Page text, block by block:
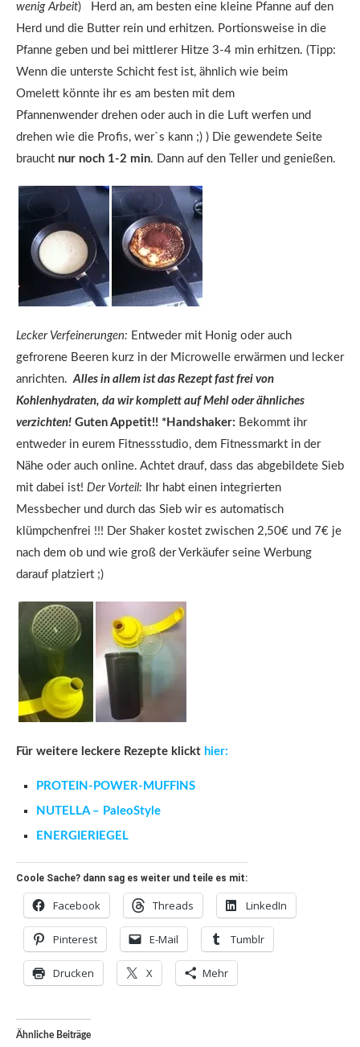
wenig Arbeit) Herd an, am besten eine kleine Pfanne auf den
Herd und die Butter rein und erhitzen. Portionsweise in die
Pfanne geben und bei mittlerer Hitze 3-4 min erhitzen. (Tipp:
Wenn die unterste Schicht fest ist, ähnlich wie beim
Omelett könnte ihr es am besten mit dem
Pfannenwender drehen oder auch in die Luft werfen und
drehen wie die Profis, wer`s kann ;) ) Die gewendete Seite
braucht nur noch 1-2 min. Dann auf den Teller und genießen.
Lecker Verfeinerungen: Entweder mit Honig oder auch
gefrorene Beeren kurz in der Microwelle erwärmen und lecker
anrichten. Alles in allem ist das Rezept fast frei von
Kohlenhydraten, da wir komplett auf Mehl oder ähnliches
verzichten! Guten Appetit!! *Handshaker: Bekommt ihr
entweder in eurem Fitnessstudio, dem Fitnessmarkt in der
Nähe oder auch online. Achtet drauf, dass das abgebildete Sieb
mit dabei ist! Der Vorteil: Ihr habt einen integrierten
Messbecher und durch das Sieb wir es automatisch
klümpchenfrei !!! Der Shaker kostet zwischen 2,50€ und 7€ je
nach dem ob und wie groß der Verkäufer seine Werbung
darauf platziert ;)
Für weitere leckere Rezepte klickt hier:
PROTEIN-POWER-MUFFINS
NUTELLA – PaleoStyle
ENERGIERIEGEL
Coole Sache? dann sag es weiter und teile es mit:
Facebook Threads LinkedIn
Pinterest E-Mail Tumblr
Drucken X Mehr
Ähnliche Beiträge